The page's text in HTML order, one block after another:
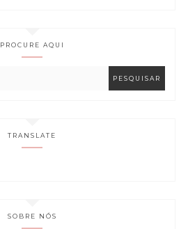
PROCURE AQUI
TRANSLATE
SOBRE NÓS